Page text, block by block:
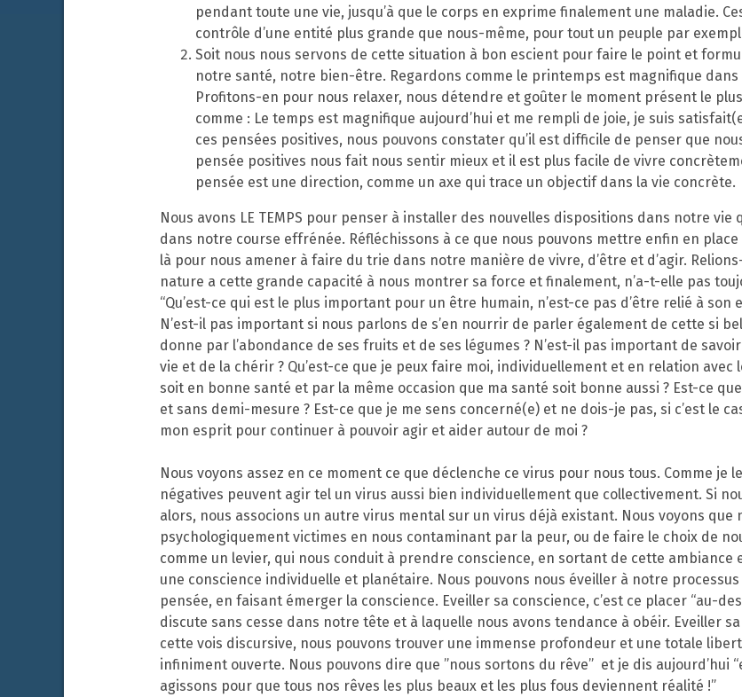
pendant toute une vie, jusqu’à que le corps en exprime finalement une maladie.
contrôle d’une entité plus grande que nous-même, pour tout un peuple par
Soit nous nous servons de cette situation à bon escient pour faire le point et
notre santé, notre bien-être. Regardons comme le printemps est magnifique
Profitons-en pour nous relaxer, nous détendre et goûter le moment présent le
comme : Le temps est magnifique aujourd’hui et me rempli de joie, je suis
ces pensées positives, nous pouvons constater qu’il est difficile de penser que
pensée positives nous fait nous sentir mieux et il est plus facile de vivre
pensée est une direction, comme un axe qui trace un objectif dans la vie concrète.
Nous avons LE TEMPS pour penser à installer des nouvelles dispositions dans notre
dans notre course effrénée. Réfléchissons à ce que nous pouvons mettre enfin en
là pour nous amener à faire du trie dans notre manière de vivre, d’être et d’agir.
nature a cette grande capacité à nous montrer sa force et finalement, n’a-t-elle pas
“Qu’est-ce qui est le plus important pour un être humain, n’est-ce pas d’être relié à
N’est-il pas important si nous parlons de s’en nourrir de parler également de cette si
donne par l’abondance de ses fruits et de ses légumes ? N’est-il pas important de
vie et de la chérir ? Qu’est-ce que je peux faire moi, individuellement et en relation avec
soit en bonne santé et par la même occasion que ma santé soit bonne aussi ? Est-ce
et sans demi-mesure ? Est-ce que je me sens concerné(e) et ne dois-je pas, si c’est le
mon esprit pour continuer à pouvoir agir et aider autour de moi ?
Nous voyons assez en ce moment ce que déclenche ce virus pour nous tous. Comme je
négatives peuvent agir tel un virus aussi bien individuellement que collectivement. Si
alors, nous associons un autre virus mental sur un virus déjà existant. Nous voyons que
psychologiquement victimes en nous contaminant par la peur, ou de faire le choix de
comme un levier, qui nous conduit à prendre conscience, en sortant de cette
une conscience individuelle et planétaire. Nous pouvons nous éveiller à notre
pensée, en faisant émerger la conscience. Eveiller sa conscience, c’est ce placer “au-
discute sans cesse dans notre tête et à laquelle nous avons tendance à obéir. Eveiller
cette vois discursive, nous pouvons trouver une immense profondeur et une totale
infiniment ouverte. Nous pouvons dire que ”nous sortons du rêve” et je dis aujourd’hui
agissons pour que tous nos rêves les plus beaux et les plus fous deviennent réalité !”